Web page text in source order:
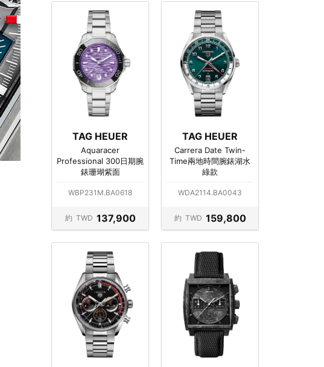
TAG HEUER
Aquaracer
Professional 300日期腕
錶珊瑚紫面
WBP231M.BA0618
約 TWD 137,900
TAG HEUER
Carrera Date Twin-
Time兩地時間腕錶湖水
綠款
WDA2114.BA0043
約 TWD 159,800